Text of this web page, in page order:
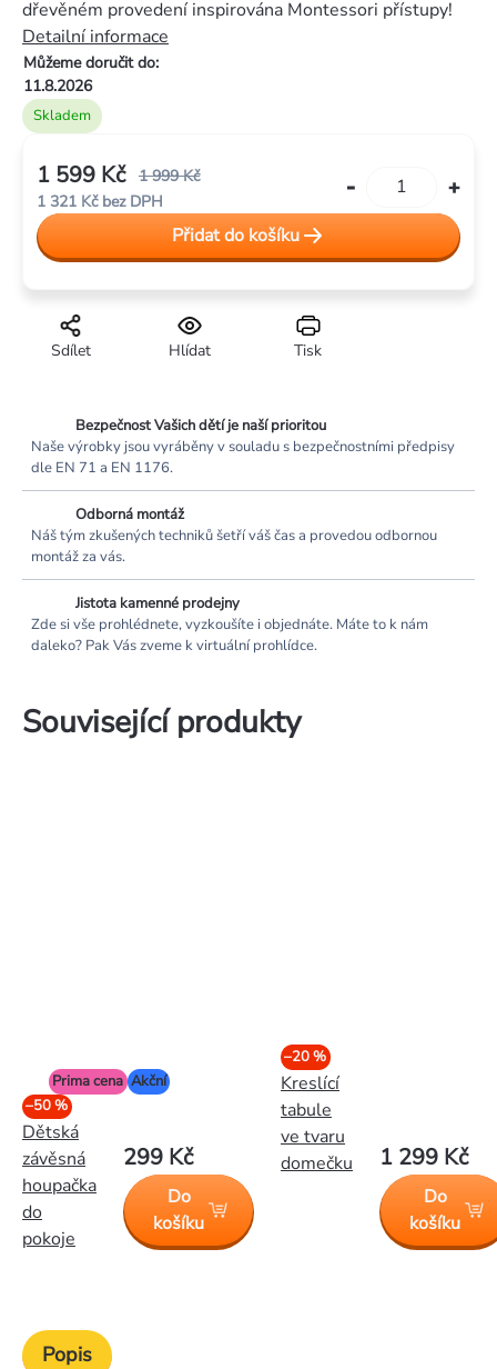
z
5
hvězdiček.
Skladem
Můžeme doručit do:
11.8.2026
dřevěném provedení inspirována Montessori přístupy!
Detailní informace
Tisk
Hlídat
Sdílet
1 999 Kč
1 599 Kč
1 321 Kč bez DPH
Měrná
cena:
Přidat do košíku
Bezpečnost Vašich dětí je naší prioritou
Naše výrobky jsou vyráběny v souladu s bezpečnostními předpisy
dle EN 71 a EN 1176.
Odborná montáž
Náš tým zkušených techniků šetří váš čas a provedou odbornou
montáž za vás.
Jistota kamenné prodejny
Zde si vše prohlédnete, vyzkoušíte i objednáte. Máte to k nám
daleko? Pak Vás zveme k virtuální prohlídce.
Související produkty
Prima cena Akční
–50 %
Dětská
závěsná
houpačka
do
pokoje
299 Kč
Do
košíku
–20 %
Kreslící
tabule
ve tvaru
domečku
1 299 Kč
Do
košíku
Popis